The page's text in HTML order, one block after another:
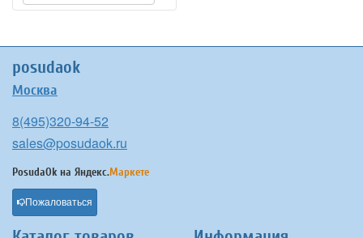
posudaok
Москва
8(495)320-94-52
sales@posudaok.ru
PosudaOk на Яндекс.Маркете
Пожаловаться